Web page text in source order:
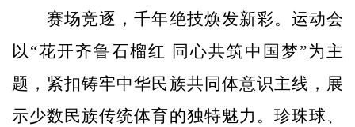
赛场竞逐，千年绝技焕发新彩。运动会
以“花开齐鲁石榴红 同心共筑中国梦”为主
题，紧扣铸牢中华民族共同体意识主线，展
示少数民族传统体育的独特魅力。珍珠球、